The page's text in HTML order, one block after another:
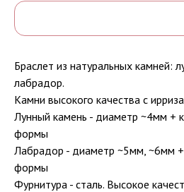
Браслет из натуральных камней:
лабрадор.
Камни высокого качества с
Лунный камень - диаметр ~4мм +
формы
Лабрадор - диаметр ~5мм, ~6мм
формы
Фурнитура - сталь. Высокое